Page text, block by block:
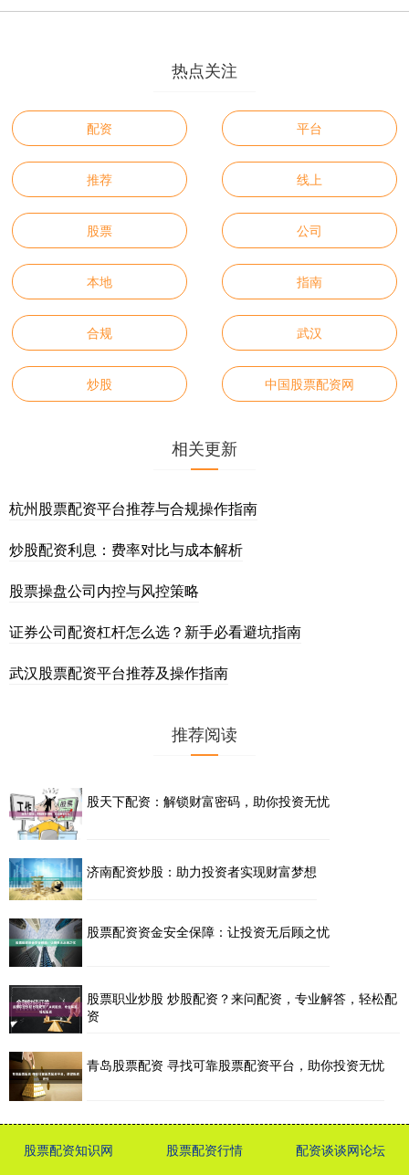
热点关注
配资 平台
推荐 线上
股票 公司
本地 指南
合规 武汉
炒股 中国股票配资网
相关更新
杭州股票配资平台推荐与合规操作指南
炒股配资利息：费率对比与成本解析
股票操盘公司内控与风控策略
证券公司配资杠杆怎么选？新手必看避坑指南
武汉股票配资平台推荐及操作指南
推荐阅读
股天下配资：解锁财富密码，助你投资无忧
济南配资炒股：助力投资者实现财富梦想
股票配资资金安全保障：让投资无后顾之忧
股票职业炒股 炒股配资？来问配资，专业解答，轻松配
资
青岛股票配资 寻找可靠股票配资平台，助你投资无忧
股票配资知识网 股票配资行情 配资谈谈网论坛